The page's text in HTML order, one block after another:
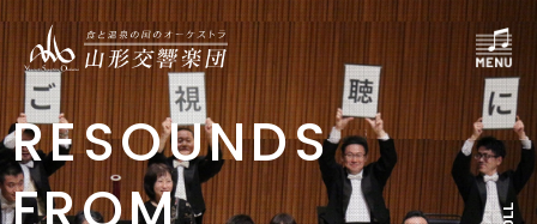
RESOUNDS